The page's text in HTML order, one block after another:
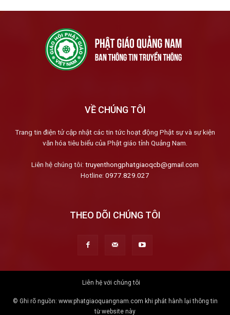
VỀ CHÚNG TÔI
Trang tin điện tử cập nhật các tin tức hoạt động Phật sự và sự kiện
văn hóa tiêu biểu của Phật giáo tỉnh Quảng Nam.
Liên hệ chúng tôi: truyenthongphatgiaoqcb@gmail.com
Hotline: 0977.829.027
THEO DÕI CHÚNG TÔI
Liên hệ với chúng tôi
© Ghi rõ nguồn: www.phatgiaoquangnam.com khi phát hành lại thông tin
từ website này